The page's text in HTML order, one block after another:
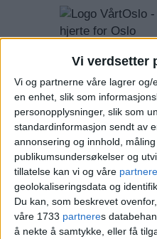
Vi verdsetter
Vi og partnerne våre lagrer
en enhet, slik som
personopplysninger, slik som
standardinformasjon sendt av
annonsering og innhold,
publikumsundersøkelser og
tillatelse kan vi og våre partnere
geolokaliseringsdata og
Du kan, som beskrevet
våre 1733 partneres
å nekte å samtykke, eller få